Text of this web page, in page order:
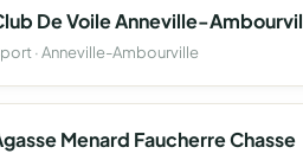
· Anneville-Ambourville
Menard Faucherre Chasse